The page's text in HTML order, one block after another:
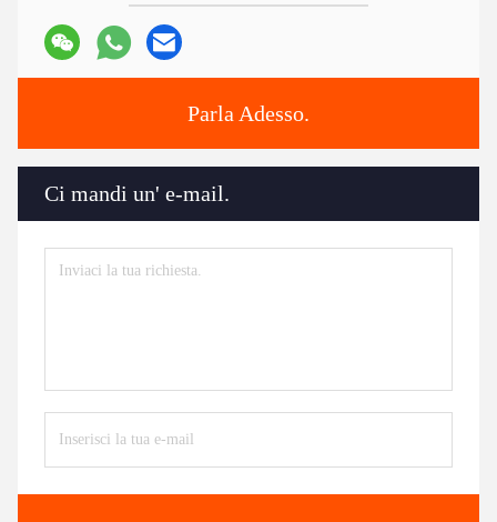
Parla Adesso.
Ci mandi un' e-mail.